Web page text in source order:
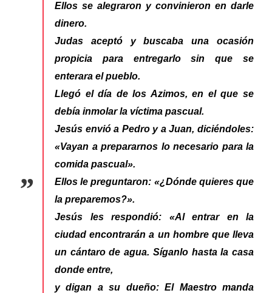
Ellos se alegraron y convinieron en darle
dinero.
Judas aceptó y buscaba una ocasión
propicia para entregarlo sin que se
enterara el pueblo.
Llegó el día de los Azimos, en el que se
debía inmolar la víctima pascual.
Jesús envió a Pedro y a Juan, diciéndoles:
«Vayan a prepararnos lo necesario para la
comida pascual».
Ellos le preguntaron: «¿Dónde quieres que
la preparemos?».
Jesús les respondió: «Al entrar en la
ciudad encontrarán a un hombre que lleva
un cántaro de agua. Síganlo hasta la casa
donde entre,
y digan a su dueño: El Maestro manda